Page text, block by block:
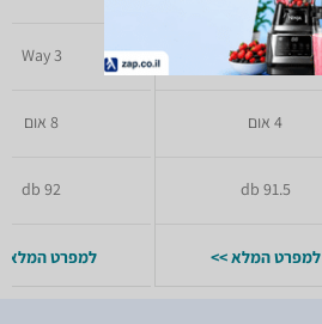
3 Way
4 אום
91.5 db
למפרט המלא >>
3 Way
8 אום
92 db
למפרט המלא